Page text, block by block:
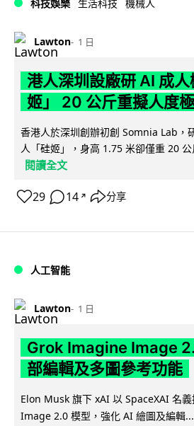
科技娛樂 生活科技 機械人
Lawton 1 日
港人深圳設廠研 AI 成
姬」 20 公斤重擬人度
香港人於深圳創辦初創 Somnia Lab，
人「硅姬」，身高 1.75 米卻僅重 20
閱讀全文
29 14 ↗ 分享
人工智能
Lawton 1 日
Grok Imagine Image
部編輯及多圖參考功能
Elon Musk 旗下 xAI 以 SpaceXAI 名
Image 2.0 模型，強化 AI 繪圖及編輯...